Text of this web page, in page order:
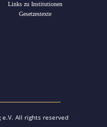
Links zu Institutionen
Gesetzestexte
e.V. All rights reserved